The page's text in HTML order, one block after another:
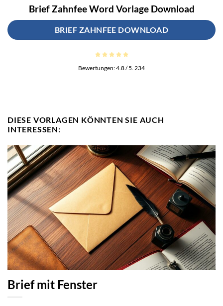
Brief Zahnfee Word Vorlage Download
BRIEF ZAHNFEE DOWNLOAD
Bewertungen:4.8/ 5. 234
DIESE VORLAGEN KÖNNTEN SIE AUCH
INTERESSEN:
Brief mit Fenster